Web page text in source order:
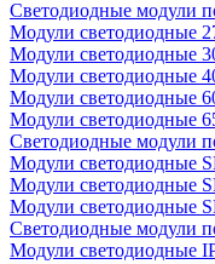
Светодиодные модули
Модули светодиодные
Модули светодиодные
Модули светодиодные
Модули светодиодные
Модули светодиодные
Светодиодные модули
Модули светодиодные
Модули светодиодные
Модули светодиодные
Светодиодные модули
Модули светодиодные